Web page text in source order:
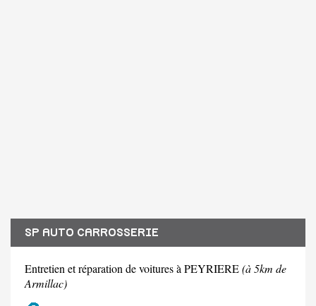
SP AUTO CARROSSERIE
Entretien et réparation de voitures à PEYRIERE(à 5km de
Armillac)